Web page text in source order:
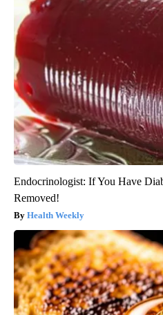
Endocrinologist: If You Have
Removed!
Health Weekly